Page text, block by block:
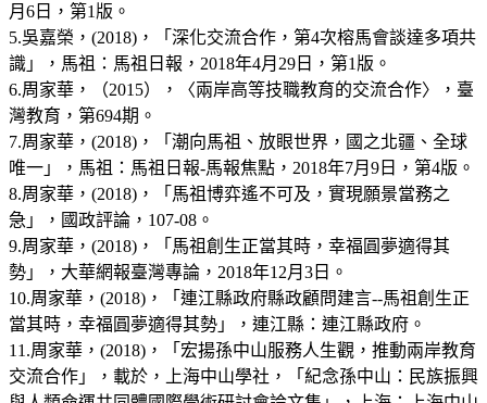
月6日，第1版。
5.吳嘉榮，(2018)，「深化交流合作，第4次榕馬會談達多項共
識」，馬祖：馬祖日報，2018年4月29日，第1版。
6.周家華，（2015），〈兩岸高等技職教育的交流合作〉，臺
灣教育，第694期。
7.周家華，(2018)，「潮向馬祖、放眼世界，國之北疆、全球
唯一」，馬祖：馬祖日報-馬報焦點，2018年7月9日，第4版。
8.周家華，(2018)，「馬祖博弈遙不可及，實現願景當務之
急」，國政評論，107-08。
9.周家華，(2018)，「馬祖創生正當其時，幸福圓夢適得其
勢」，大華網報臺灣專論，2018年12月3日。
10.周家華，(2018)，「連江縣政府縣政顧問建言--馬祖創生正
當其時，幸福圓夢適得其勢」，連江縣：連江縣政府。
11.周家華，(2018)，「宏揚孫中山服務人生觀，推動兩岸教育
交流合作」，載於，上海中山學社，「紀念孫中山：民族振興